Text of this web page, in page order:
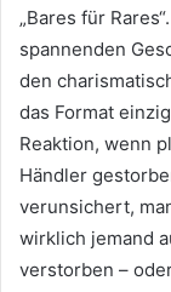
„Bares für
spannenden
den
das Format
Reaktion, wenn
Händler
verunsichert,
wirklich jemand
verstorben –